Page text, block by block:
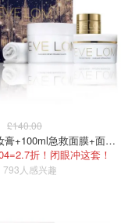
寻找全球质量上乘
海泥、藻类，从地中
的橄榄油、乳油木果
£140.00
200ml卸妆膏+100ml急救面膜+面霜+洁颜布
折！闭眼冲这套！
793人感兴趣